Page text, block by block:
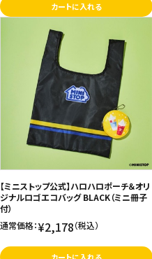
カートに入れる
【ミニストップ公式】ハロハロポーチ＆オリ
ジナルロゴエコバッグ BLACK（ミニ冊子
付）
通常価格：¥2,178（税込）